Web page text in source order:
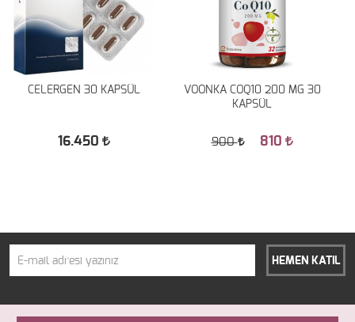
CELERGEN 30 KAPSÜL
16.450
VOONKA COQ10 200 MG 30
KAPSÜL
900 810
HEMEN KATIL